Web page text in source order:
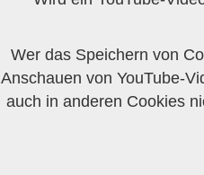
Wer das Speichern von
Anschauen von YouTube-
auch in anderen Cookies